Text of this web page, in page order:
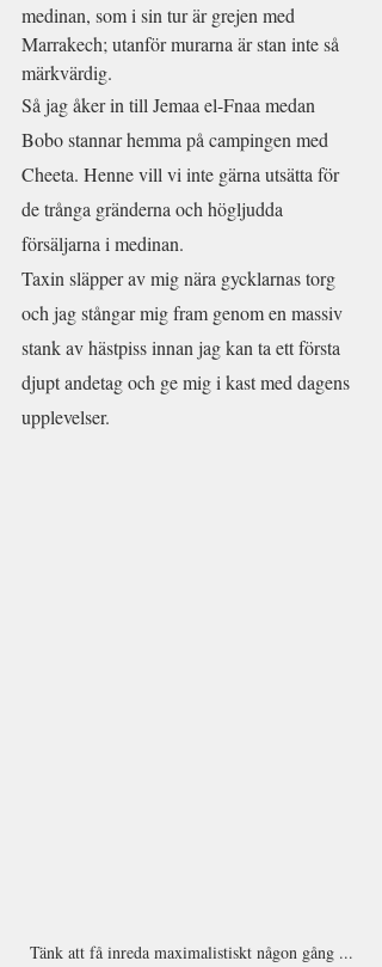
medinan, som i sin tur är grejen med
Marrakech; utanför murarna är stan inte så
märkvärdig.
Så jag åker in till Jemaa el-Fnaa medan
Bobo stannar hemma på campingen med
Cheeta. Henne vill vi inte gärna utsätta för
de trånga gränderna och högljudda
försäljarna i medinan.
Taxin släpper av mig nära gycklarnas torg
och jag stångar mig fram genom en massiv
stank av hästpiss innan jag kan ta ett första
djupt andetag och ge mig i kast med dagens
upplevelser.
Tänk att få inreda maximalistiskt någon gång ...